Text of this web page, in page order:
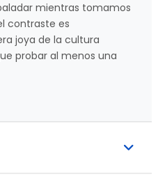
mientras tomamos
contraste es
joya de la cultura
probar al menos una